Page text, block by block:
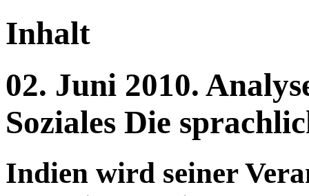
Inhalt
02. Juni 2010.
Soziales Die
Indien wird seiner